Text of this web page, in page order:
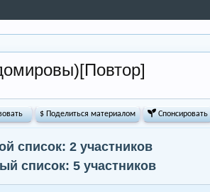
$ Поделиться материалом  Спонсировать
список: 2 участников
список: 5 участников